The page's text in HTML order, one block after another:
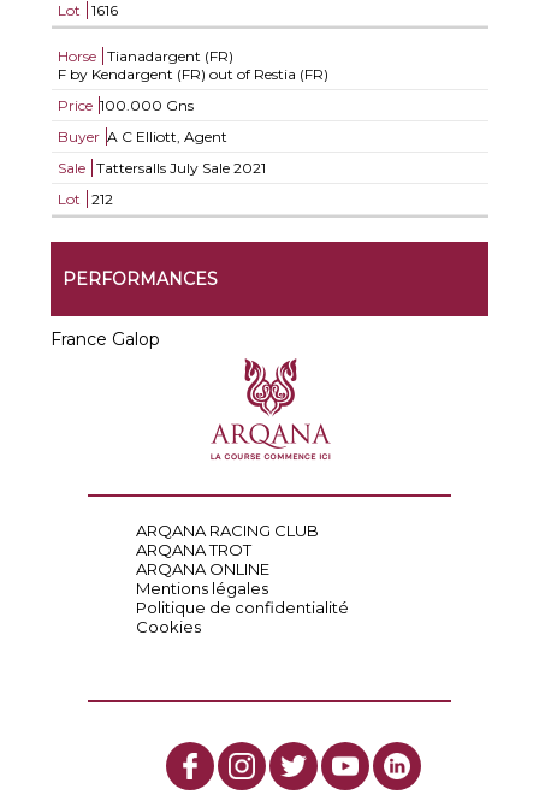
Lot
1616
Horse
Tianadargent (FR)
F by Kendargent (FR) out of Restia (FR)
Price 100.000 Gns
Buyer A C Elliott, Agent
Sale
Tattersalls July Sale 2021
Lot
212
PERFORMANCES
France Galop
ARQANA RACING CLUB
ARQANA TROT
ARQANA ONLINE
Mentions légales
Politique de confidentialité
Cookies